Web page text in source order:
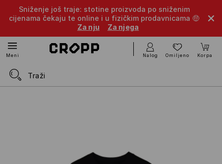
Sniženje još traje: stotine proizvoda po sniženim
cijenama čekaju te online i u fizičkim prodavnicama 🤑
Za nju
Za njega
Meni Nalog Omiljeno Korpa